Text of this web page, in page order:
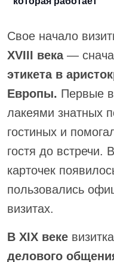
Свое начало
XVIII века—
этикета в
Европы. Первые
лакеями знатных
гостиных и
гостя до встречи. В
карточек
пользовались
визитах.
В XIX веке
делового